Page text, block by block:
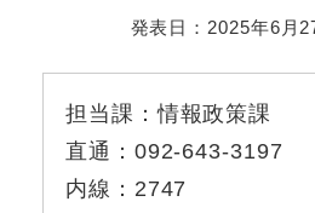
発表日： 2025年6月
担当課：情報政策課
直通： 092-643-3197
内線： 2747